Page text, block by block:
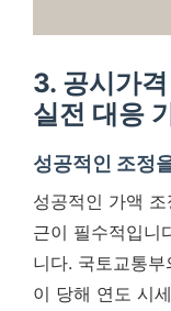
3. 공시가
실전 대응
성공적인 조정
성공적인 가액
근이 필수적입니
니다. 국토교통
이 당해 연도 시